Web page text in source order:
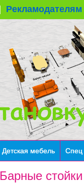
Рекламодателям
Детская мебель Спец
Барные стойки